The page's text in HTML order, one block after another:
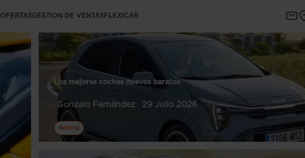
OFERTASGESTION DE VENTASFLEXICAR
Ranking
Los mejores coches nuevos baratos
Gonzalo Fernández 29 Julio 2026